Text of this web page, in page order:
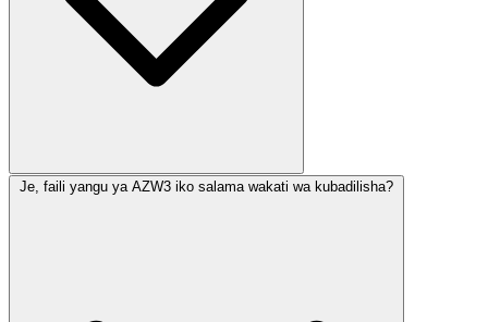
Je, faili yangu ya AZW3 iko salama wakati wa kubadilisha?